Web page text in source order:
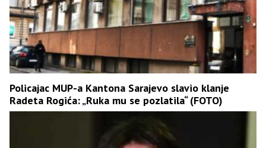
Policajac MUP-a Kantona Sarajevo slavio klanje
Radeta Rogića: „Ruka mu se pozlatila“ (FOTO)